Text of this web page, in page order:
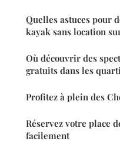
Quelles astuces pour
kayak sans location
Où découvrir des
gratuits dans les
Profitez à plein des
Réservez votre place
facilement